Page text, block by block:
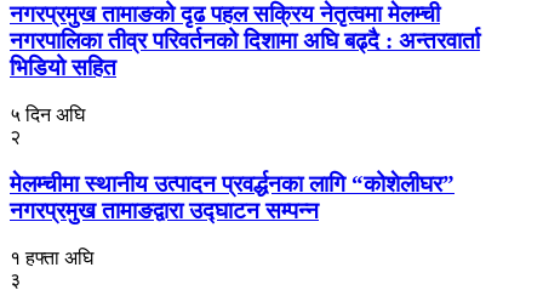
नगरप्रमुख तामाङको दृढ पहल सक्रिय नेतृत्वमा मेलम्ची
नगरपालिका तीव्र परिवर्तनको दिशामा अघि बढ्दै : अन्तरवार्ता
भिडियो सहित
५ दिन अघि
२
मेलम्चीमा स्थानीय उत्पादन प्रवर्द्धनका लागि “कोशेलीघर”
नगरप्रमुख तामाङद्वारा उद्घाटन सम्पन्न
१ हफ्ता अघि
३